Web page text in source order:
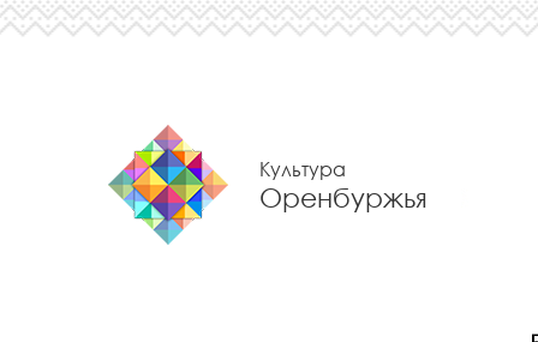
Культура
Оренбуржья